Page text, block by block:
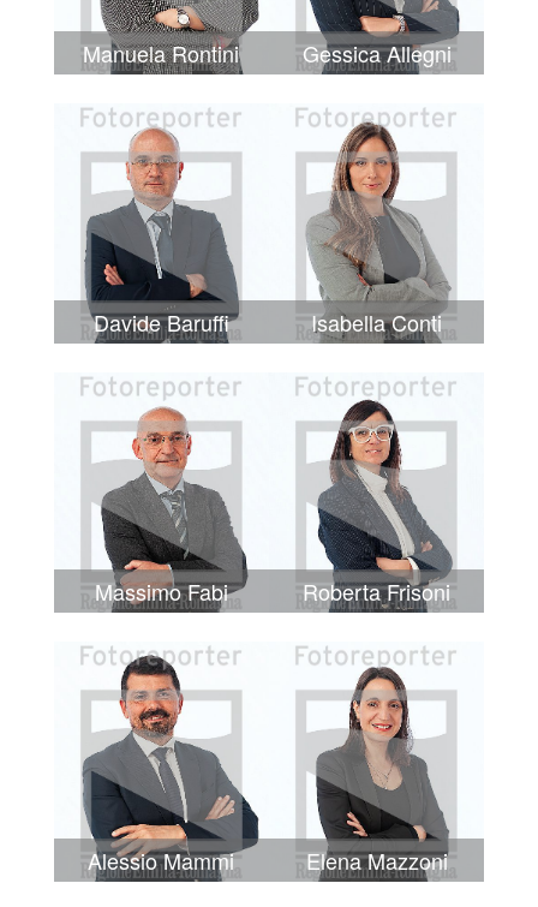
Manuela Rontini Gessica Allegni
Davide Baruffi Isabella Conti
Massimo Fabi Roberta Frisoni
Alessio Mammi Elena Mazzoni